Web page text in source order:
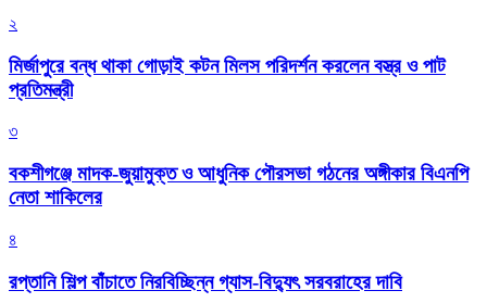
২
মির্জাপুরে বন্ধ থাকা গোড়াই কটন মিলস পরিদর্শন করলেন বস্ত্র ও পাট
প্রতিমন্ত্রী
৩
বকশীগঞ্জে মাদক-জুয়ামুক্ত ও আধুনিক পৌরসভা গঠনের অঙ্গীকার বিএনপি
নেতা শাকিলের
৪
রপ্তানি শিল্প বাঁচাতে নিরবিচ্ছিন্ন গ্যাস-বিদ্যুৎ সরবরাহের দাবি